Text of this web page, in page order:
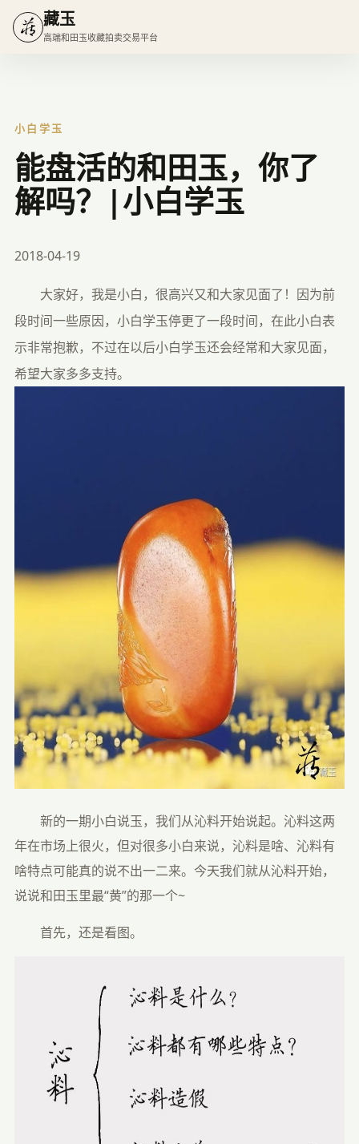
藏玉
高端和田玉收藏拍卖交易平台
小白学玉
能盘活的和田玉，你了
解吗？|小白学玉
2018-04-19
大家好，我是小白，很高兴又和大家见面了！因为前
段时间一些原因，小白学玉停更了一段时间，在此小白表
示非常抱歉，不过在以后小白学玉还会经常和大家见面，
希望大家多多支持。
新的一期小白说玉，我们从沁料开始说起。沁料这两
年在市场上很火，但对很多小白来说，沁料是啥、沁料有
啥特点可能真的说不出一二来。今天我们就从沁料开始，
说说和田玉里最“黄”的那一个~
首先，还是看图。